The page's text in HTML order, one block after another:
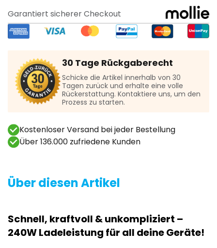
Garantiert sicherer Checkout
30 Tage Rückgaberecht
Schicke die Artikel innerhalb von 30
Tagen zurück und erhalte eine volle
Rückerstattung. Kontaktiere uns, um den
Prozess zu starten.
Kostenloser Versand bei jeder Bestellung
Über 136.000 zufriedene Kunden
Über diesen Artikel
Schnell, kraftvoll & unkompliziert –
240W Ladeleistung für all deine Geräte!